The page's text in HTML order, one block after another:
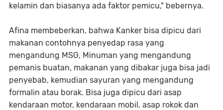
kelamin dan biasanya ada faktor pemicu," bebernya.
Afina membeberkan, bahwa Kanker bisa dipicu dari
makanan contohnya penyedap rasa yang
mengandung MSG, Minuman yang mengandung
pemanis buatan, makanan yang dibakar juga bisa jadi
penyebab, kemudian sayuran yang mengandung
formalin atau borak. Bisa juga dipicu dari asap
kendaraan motor, kendaraan mobil, asap rokok dan